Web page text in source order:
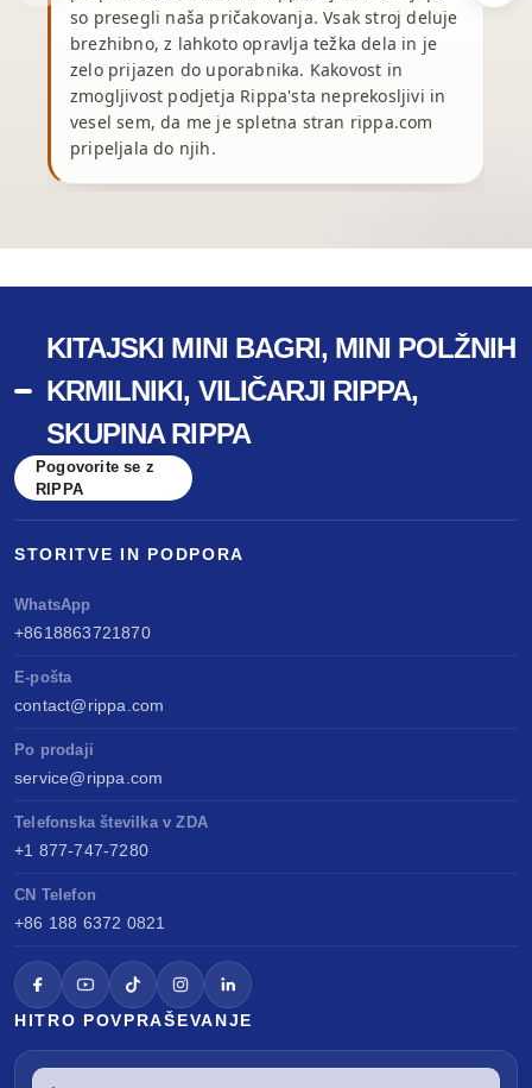
so presegli naša pričakovanja. Vsak stroj deluje
brezhibno, z lahkoto opravlja težka dela in je
zelo prijazen do uporabnika. Kakovost in
zmogljivost podjetja Rippa'sta neprekosljivi in
vesel sem, da me je spletna stran rippa.com
pripeljala do njih.
KITAJSKI MINI BAGRI, MINI POLŽNIH
KRMILNIKI, VILIČARJI RIPPA,
SKUPINA RIPPA
Pogovorite se z
RIPPA
STORITVE IN PODPORA
WhatsApp
+8618863721870
E-pošta
contact@rippa.com
Po prodaji
service@rippa.com
Telefonska številka v ZDA
+1 877-747-7280
CN Telefon
+86 188 6372 0821
HITRO POVPRAŠEVANJE